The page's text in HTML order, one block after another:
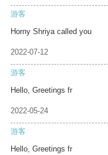
游客
Horny Shriya called you
2022-07-12
游客
Hello, Greetings fr
2022-05-24
游客
Hello, Greetings fr